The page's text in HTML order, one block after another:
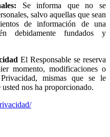
Se informa que no se
salvo aquellas que sean
de información de una
debidamente fundados y
El Responsable se reserva
momento, modificaciones o
mismas que se le
nos ha proporcionado.